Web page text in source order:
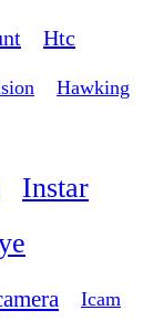
Htc
Hawking
Instar
Icam